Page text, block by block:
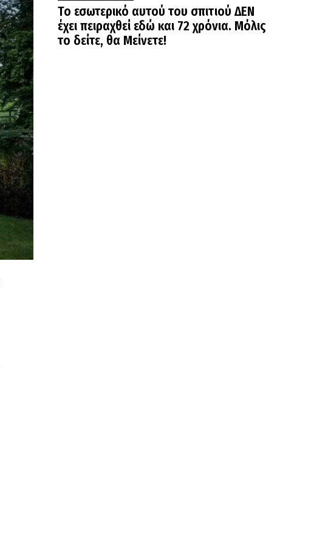
Το εσωτερικό αυτού του σπιτιού ΔΕΝ
έχει πειραχθεί εδώ και 72 χρόνια. Μόλις
το δείτε, θα Μείνετε!